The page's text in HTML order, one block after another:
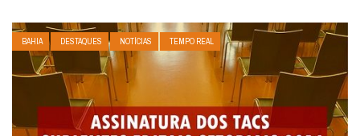
BAHIA DESTAQUES NOTÍCIAS TEMPO REAL